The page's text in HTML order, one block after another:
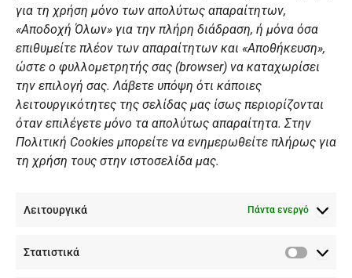
για τη χρήση μόνο των απολύτως απαραίτητων,
«Αποδοχή Όλων» για την πλήρη διάδραση, ή μόνα όσα
επιθυμείτε πλέον των απαραίτητων και «Αποθήκευση»,
ώστε ο φυλλομετρητής σας (browser) να καταχωρίσει
την επιλογή σας. Λάβετε υπόψη ότι κάποιες
λειτουργικότητες της σελίδας μας ίσως περιορίζονται
όταν επιλέγετε μόνο τα απολύτως απαραίτητα. Στην
Πολιτική Cookies μπορείτε να ενημερωθείτε πλήρως για
τη χρήση τους στην ιστοσελίδα μας.
Λειτουργικά Πάντα ενεργό
Στατιστικά
Χορηγοί
Summer Camp
ΠΡΟΣΩΠΙΚΑ ΔΕΔΟΜΕΝΑ
Πολιτική Ιστοσελίδας
Πολιτική Cookies Iστοσελίδας
Γενική Πολιτική ΝΟΒ
Ενημέρωση Summer Camp
ΕΠΙΚΟΙΝΩΝΊΑ